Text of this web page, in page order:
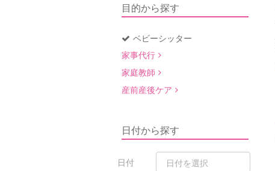
目的から探す
ベビーシッター
家事代行
家庭教師
産前産後ケア
日付から探す
日付